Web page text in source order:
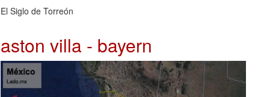
El Siglo de Torreón
aston villa - bayern